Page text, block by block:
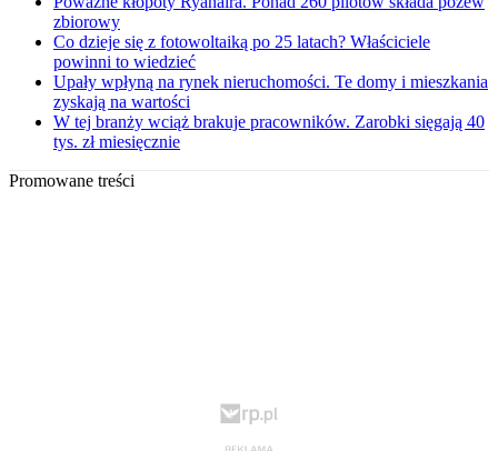
zbiorowy
Co dzieje się z fotowoltaiką po 25 latach? Właściciele
powinni to wiedzieć
Upały wpłyną na rynek nieruchomości. Te domy i mieszkania
zyskają na wartości
W tej branży wciąż brakuje pracowników. Zarobki sięgają 40
tys. zł miesięcznie
Promowane treści